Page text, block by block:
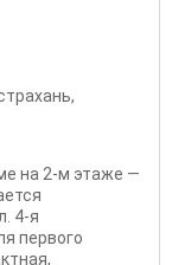
,
на 2-м этаже —
4-я
первого